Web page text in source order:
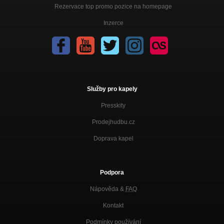
Rezervace top promo pozice na homepage
Inzerce
Služby pro kapely
Presskity
Prodejhudbu.cz
Doprava kapel
Podpora
Nápověda & FAQ
Kontakt
Podmínky používání